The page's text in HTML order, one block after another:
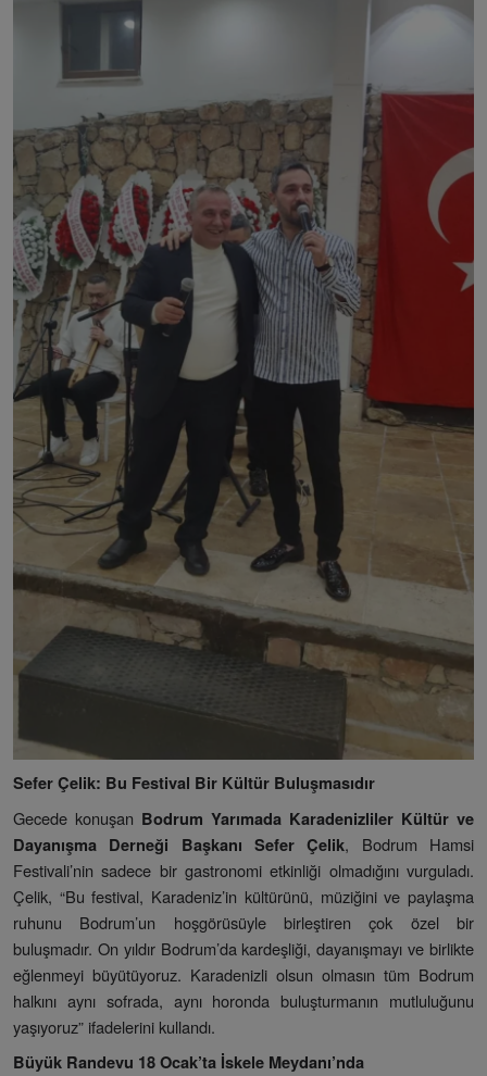
Sefer Çelik: Bu Festival Bir Kültür Buluşmasıdır
Gecede konuşan Bodrum Yarımada Karadenizliler Kültür ve
Dayanışma Derneği Başkanı Sefer Çelik, Bodrum Hamsi
Festivali’nin sadece bir gastronomi etkinliği olmadığını vurguladı.
Çelik, “Bu festival, Karadeniz’in kültürünü, müziğini ve paylaşma
ruhunu Bodrum’un hoşgörüsüyle birleştiren çok özel bir
buluşmadır. On yıldır Bodrum’da kardeşliği, dayanışmayı ve birlikte
eğlenmeyi büyütüyoruz. Karadenizli olsun olmasın tüm Bodrum
halkını aynı sofrada, aynı horonda buluşturmanın mutluluğunu
yaşıyoruz” ifadelerini kullandı.
Büyük Randevu 18 Ocak’ta İskele Meydanı’nda